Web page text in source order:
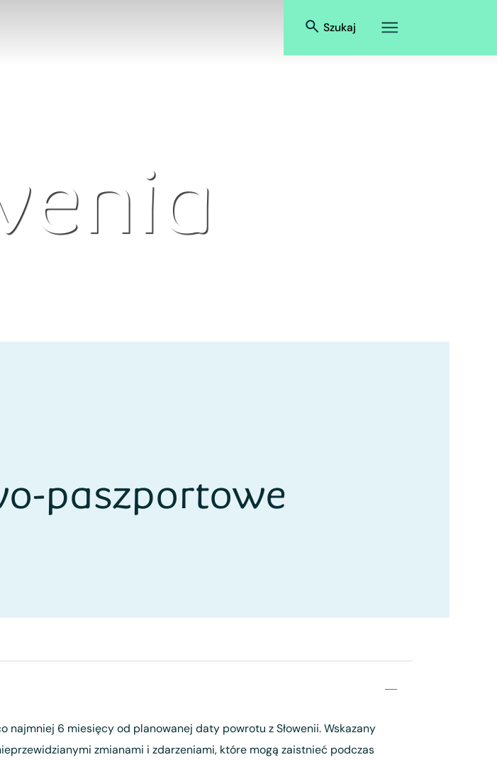
Szukaj
paszportowe
6 miesięcy od planowanej daty powrotu z Słowenii. Wskazany
zmianami i zdarzeniami, które mogą zaistnieć podczas